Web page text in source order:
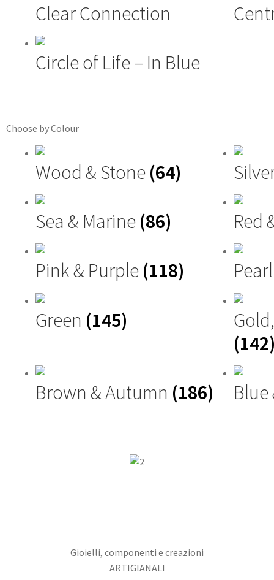
Clear Connection
Circle of Life – In Blue
Choose by Colour
Wood & Stone (64)
Sea & Marine (86) Red
Pink & Purple (118)
Green (145)
Brown & Autumn (186)
Gioielli, componenti e creazioni
ARTIGIANALI